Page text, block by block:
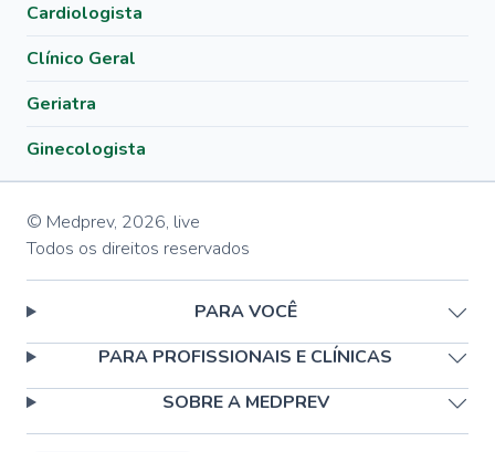
Cardiologista
Clínico Geral
Geriatra
Ginecologista
© Medprev, 2026, live
Todos os direitos reservados
PARA VOCÊ
PARA PROFISSIONAIS E CLÍNICAS
SOBRE A MEDPREV